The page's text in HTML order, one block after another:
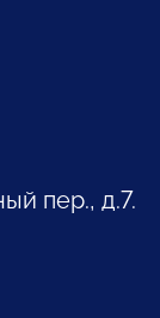
пер., д.7.